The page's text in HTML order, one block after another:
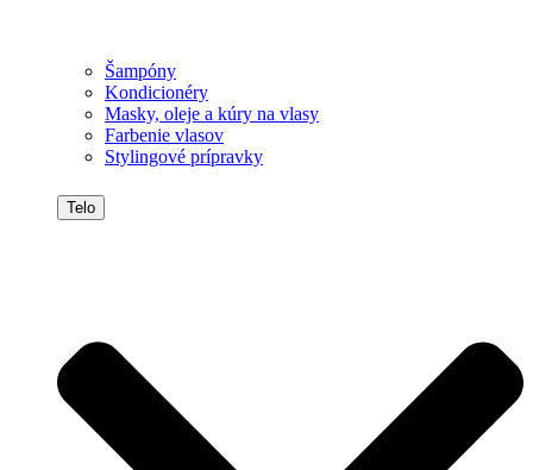
Šampóny
Kondicionéry
Masky, oleje a kúry na vlasy
Farbenie vlasov
Stylingové prípravky
Telo